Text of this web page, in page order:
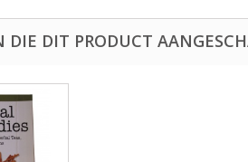
DIE DIT PRODUCT